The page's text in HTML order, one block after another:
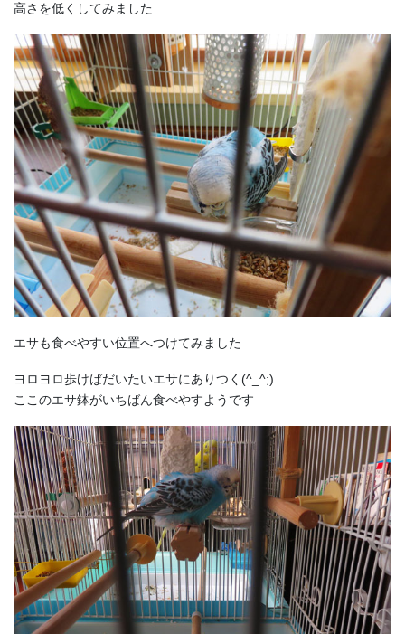
高さを低くしてみました
エサも食べやすい位置へつけてみました
ヨロヨロ歩けばだいたいエサにありつく(^_^;)
ここのエサ鉢がいちばん食べやすようです